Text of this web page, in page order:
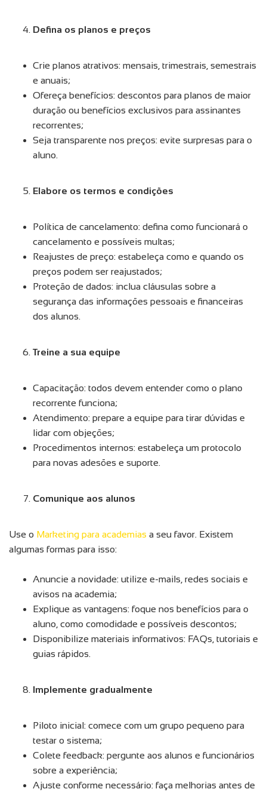
Defina os planos e preços
Crie planos atrativos: mensais, trimestrais, semestrais
e anuais;
Ofereça benefícios: descontos para planos de maior
duração ou benefícios exclusivos para assinantes
recorrentes;
Seja transparente nos preços: evite surpresas para o
aluno.
Elabore os termos e condições
Política de cancelamento: defina como funcionará o
cancelamento e possíveis multas;
Reajustes de preço: estabeleça como e quando os
preços podem ser reajustados;
Proteção de dados: inclua cláusulas sobre a
segurança das informações pessoais e financeiras
dos alunos.
Treine a sua equipe
Capacitação: todos devem entender como o plano
recorrente funciona;
Atendimento: prepare a equipe para tirar dúvidas e
lidar com objeções;
Procedimentos internos: estabeleça um protocolo
para novas adesões e suporte.
Comunique aos alunos
Use o Marketing para academias a seu favor. Existem
algumas formas para isso:
Anuncie a novidade: utilize e-mails, redes sociais e
avisos na academia;
Explique as vantagens: foque nos benefícios para o
aluno, como comodidade e possíveis descontos;
Disponibilize materiais informativos: FAQs, tutoriais e
guias rápidos.
Implemente gradualmente
Piloto inicial: comece com um grupo pequeno para
testar o sistema;
Colete feedback: pergunte aos alunos e funcionários
sobre a experiência;
Ajuste conforme necessário: faça melhorias antes de